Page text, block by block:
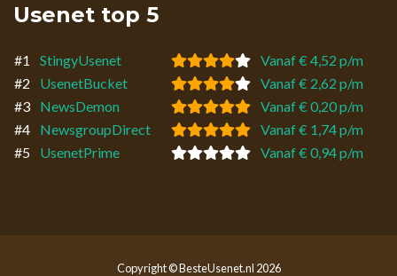
Usenet top 5
#1 StingyUsenet
Vanaf € 4,52 p/m
#2
UsenetBucket
Vanaf € 2,62 p/m
#3
NewsDemon
Vanaf € 0,20 p/m
#4
NewsgroupDirect
Vanaf € 1,74 p/m
#5
UsenetPrime Vanaf € 0,94 p/m
Copyright © BesteUsenet.nl 2026